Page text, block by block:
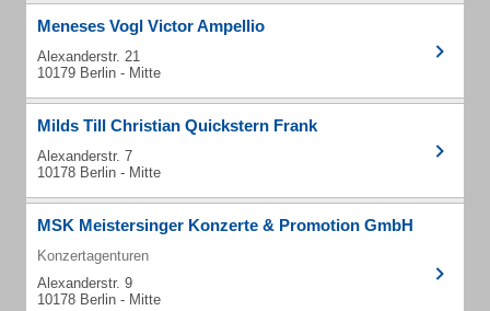
Meneses Vogl Victor Ampellio
Alexanderstr. 21
10179 Berlin - Mitte
Milds Till Christian Quickstern Frank
Alexanderstr. 7
10178 Berlin - Mitte
MSK Meistersinger Konzerte & Promotion GmbH
Konzertagenturen
Alexanderstr. 9
10178 Berlin - Mitte